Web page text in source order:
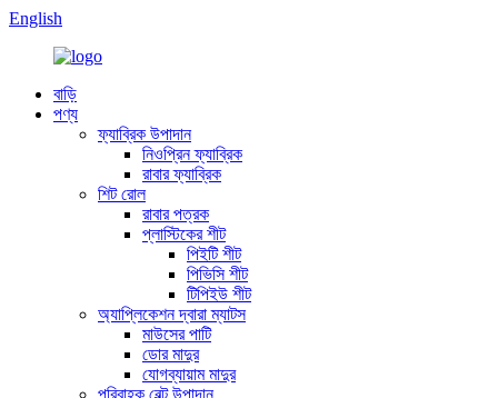
English
বাড়ি
পণ্য
ফ্যাব্রিক উপাদান
নিওপ্রিন ফ্যাব্রিক
রাবার ফ্যাব্রিক
শিট রোল
রাবার পত্রক
প্লাস্টিকের শীট
পিইটি শীট
পিভিসি শীট
টিপিইউ শীট
অ্যাপ্লিকেশন দ্বারা ম্যাটস
মাউসের পাটি
ডোর মাদুর
যোগব্যায়াম মাদুর
পরিবাহক বেল্ট উপাদান